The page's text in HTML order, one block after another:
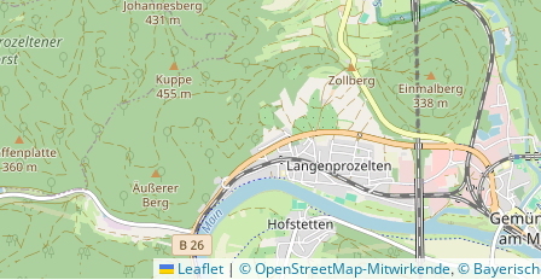
Leaflet | © OpenStreetMap-Mitwirkende,©